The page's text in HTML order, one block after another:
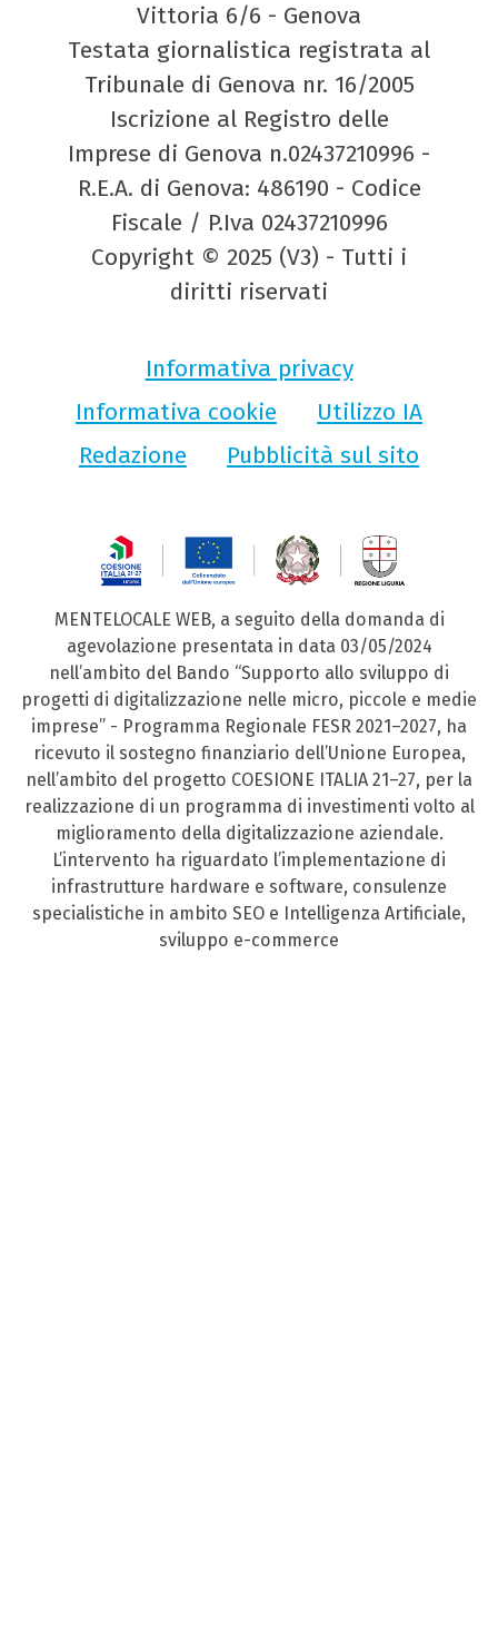
Vittoria 6/6 - Genova
Testata giornalistica registrata al
Tribunale di Genova nr. 16/2005
Iscrizione al Registro delle
Imprese di Genova n.02437210996 -
R.E.A. di Genova: 486190 - Codice
Fiscale / P.Iva 02437210996
Copyright © 2025 (V3) - Tutti i
diritti riservati
Informativa privacy
Informativa cookie
Utilizzo IA
Redazione
Pubblicità sul sito
MENTELOCALE WEB, a seguito della domanda di
agevolazione presentata in data 03/05/2024
nell’ambito del Bando “Supporto allo sviluppo di
progetti di digitalizzazione nelle micro, piccole e medie
imprese” - Programma Regionale FESR 2021–2027, ha
ricevuto il sostegno finanziario dell’Unione Europea,
nell’ambito del progetto COESIONE ITALIA 21–27, per la
realizzazione di un programma di investimenti volto al
miglioramento della digitalizzazione aziendale.
L’intervento ha riguardato l’implementazione di
infrastrutture hardware e software, consulenze
specialistiche in ambito SEO e Intelligenza Artificiale,
sviluppo e-commerce